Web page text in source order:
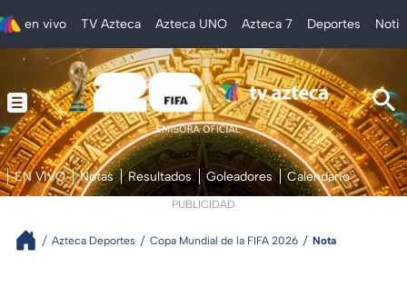
en vivo TV Azteca Azteca UNO Azteca 7 Deportes
EN VIVO Notas Resultados Goleadores Calendario
PUBLICIDAD
Azteca Deportes Copa Mundial de la FIFA 2026 Nota